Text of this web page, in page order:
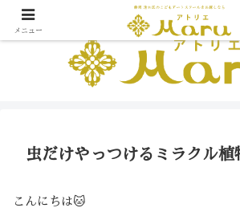
虫だけやっつけるミラクル植
こんにちは🐱
メニュー